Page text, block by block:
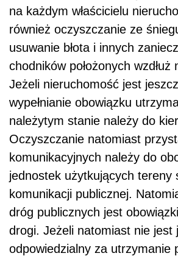
na każdym właścicielu
również oczyszczanie ze
usuwanie błota i innych
chodników położonych wzdłuż
Jeżeli nieruchomość jest
wypełnianie obowiązku
należytym stanie należy do
Oczyszczanie natomiast
komunikacyjnych należy do
jednostek użytkujących tereny
komunikacji publicznej.
dróg publicznych jest
drogi. Jeżeli natomiast nie jest
odpowiedzialny za utrzymanie